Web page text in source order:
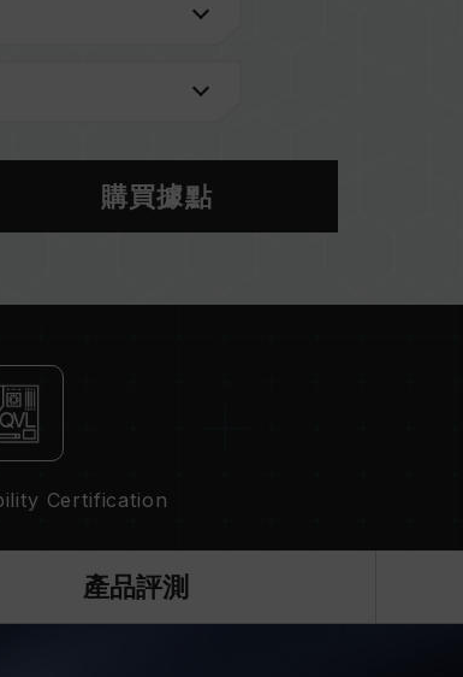
。每一組套裝中的記憶體皆通過相容性
機板 BIOS 版本皆可能會影響記憶體運
設頻率（JEDEC 標準）運行，如
非產品瑕疵。
XMP2.0），否則記憶體可能無法達到標
證，若有處理器或主機板故障狀況，請聯
購買據點
Certification
產品評測